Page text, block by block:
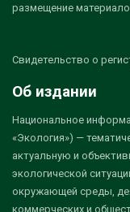
размещение
Свидетельство о
Об издании
Национальное
«Экология») —
актуальную и
экологической
окружающей среды,
коммерческих и